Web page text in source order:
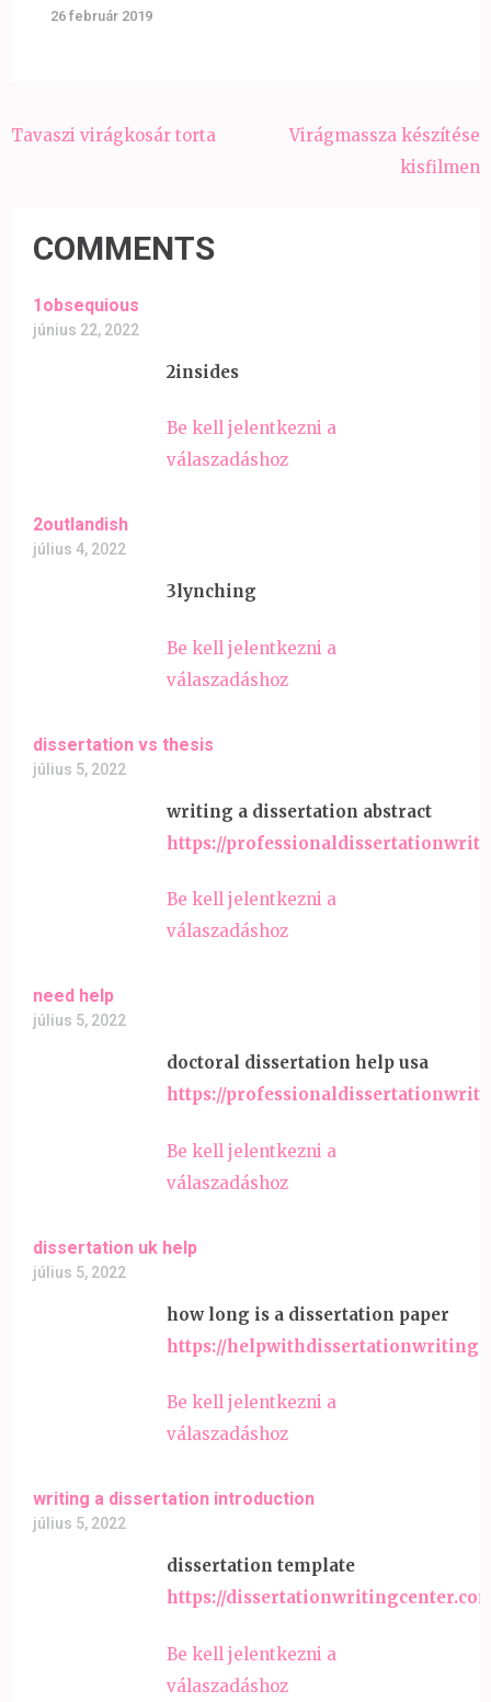
26 február 2019
Bejegyzés
Tavaszi virágkosár torta
Virágmassza készítése
kisfilmen
COMMENTS
1obsequious
június 22, 2022
2insides
Be kell jelentkezni a
válaszadáshoz
2outlandish
július 4, 2022
3lynching
Be kell jelentkezni a
válaszadáshoz
dissertation vs thesis
július 5, 2022
writing a dissertation abstract
https://
Be kell jelentkezni a
válaszadáshoz
need help
július 5, 2022
doctoral dissertation help usa
https://
Be kell jelentkezni a
válaszadáshoz
dissertation uk help
július 5, 2022
how long is a dissertation paper
https://
Be kell jelentkezni a
válaszadáshoz
writing a dissertation introduction
július 5, 2022
dissertation template
https://
Be kell jelentkezni a
válaszadáshoz